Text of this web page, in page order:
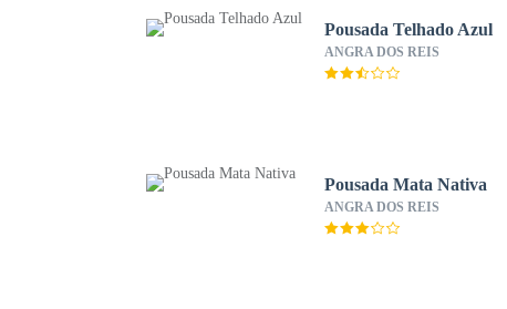
Pousada Telhado Azul
ANGRA DOS REIS
Pousada Mata Nativa
ANGRA DOS REIS